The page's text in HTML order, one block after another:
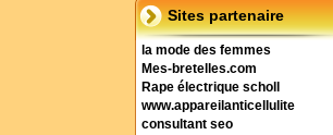
Sites partenaire
la mode des femmes
Mes-bretelles.com
Rape électrique scholl
www.appareilanticellulite
consultant seo